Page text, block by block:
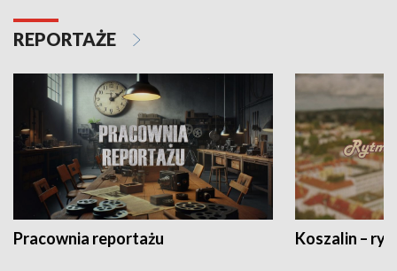
REPORTAŻE
Pracownia reportażu Koszalin –